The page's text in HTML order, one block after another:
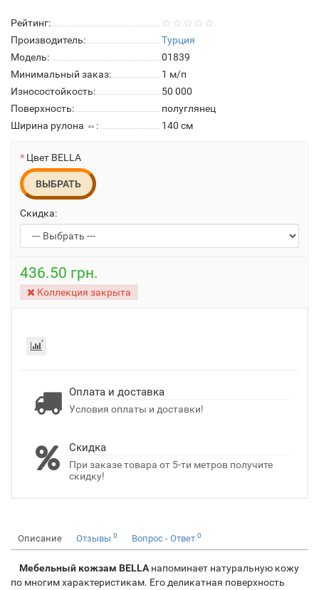
Рейтинг:
Производитель:
Турция
Модель:
01839
Минимальный заказ:
1 м/п
Износостойкость:
50 000
Поверхность:
полуглянец
Ширина рулона ⇔:
140 см
Цвет BELLA
ВЫБРАТЬ
Скидка:
436.50 грн.
Коллекция закрыта
Оплата и доставка
Условия оплаты и доставки!
Скидка
При заказе товара от 5-ти метров получите
скидку!
Описание Отзывы 0 Вопрос - Ответ 0
Мебельный кожзам BELLA напоминает натуральную кожу
по многим характеристикам. Его деликатная поверхность